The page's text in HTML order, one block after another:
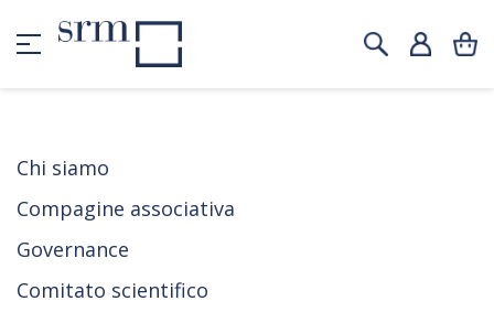
Chi siamo
Compagine associativa
Governance
Comitato scientifico